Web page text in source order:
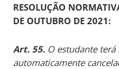
RESOLUÇÃO
DE OUTUBRO DE 2021:
Art. 55. Oestudante terá
automaticamente